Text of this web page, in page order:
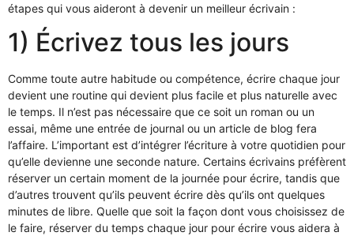
étapes qui vous aideront à devenir un meilleur écrivain :
1) Écrivez tous les jours
Comme toute autre habitude ou compétence, écrire chaque jour
devient une routine qui devient plus facile et plus naturelle avec
le temps. Il n’est pas nécessaire que ce soit un roman ou un
essai, même une entrée de journal ou un article de blog fera
l’affaire. L’important est d’intégrer l’écriture à votre quotidien pour
qu’elle devienne une seconde nature. Certains écrivains préfèrent
réserver un certain moment de la journée pour écrire, tandis que
d’autres trouvent qu’ils peuvent écrire dès qu’ils ont quelques
minutes de libre. Quelle que soit la façon dont vous choisissez de
le faire, réserver du temps chaque jour pour écrire vous aidera à